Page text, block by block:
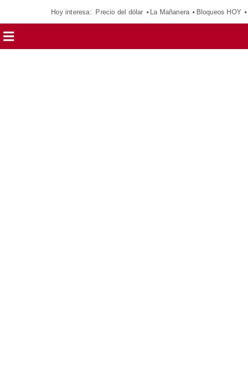
Hoy interesa: Precio del dólar La Mañanera Bloqueos HOY